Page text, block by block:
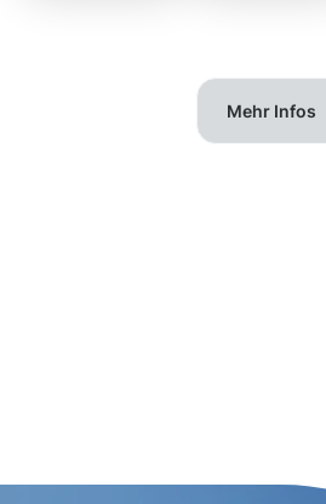
Mehr Infos